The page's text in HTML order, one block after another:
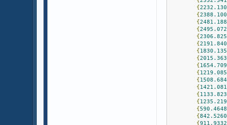
{
{
{
{
{
{
{
{
{
{
{
{
{
{
{590.4648
{842.5260
{911.9332